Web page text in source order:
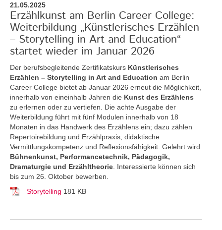
21.05.2025
Erzählkunst am Berlin Career College:
Weiterbildung „Künstlerisches Erzählen
– Storytelling in Art and Education“
startet wieder im Januar 2026
Der berufsbegleitende Zertifikatskurs Künstlerisches
Erzählen – Storytelling in Art and Education am Berlin
Career College bietet ab Januar 2026 erneut die Möglichkeit,
innerhalb von eineinhalb Jahren die Kunst des Erzählens
zu erlernen oder zu vertiefen. Die achte Ausgabe der
Weiterbildung führt mit fünf Modulen innerhalb von 18
Monaten in das Handwerk des Erzählens ein; dazu zählen
Repertoirebildung und Erzählpraxis, didaktische
Vermittlungskompetenz und Reflexionsfähigkeit. Gelehrt wird
Bühnenkunst, Performancetechnik, Pädagogik,
Dramaturgie und Erzähltheorie . Interessierte können sich
bis zum 26. Oktober bewerben.
Storytelling 181 KB